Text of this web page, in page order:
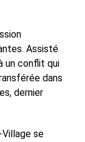
Assisté
un conflit qui
dans
dernier
se